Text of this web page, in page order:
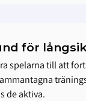
för
spelarna till att
de aktiva.